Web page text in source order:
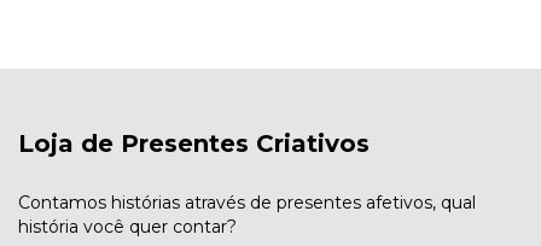
Loja de Presentes Criativos
Contamos histórias através de presentes afetivos, qual
história você quer contar?